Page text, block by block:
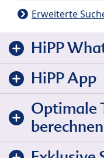
Erweiterte
HiPP
HiPP App
Optimale